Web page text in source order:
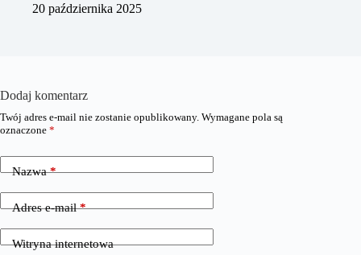
20 października 2025
Dodaj komentarz
Twój adres e-mail nie zostanie opublikowany. Wymagane pola są
oznaczone *
Nazwa*
Adres e-mail*
Witryna internetowa